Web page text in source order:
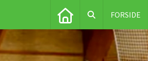
FORSIDE